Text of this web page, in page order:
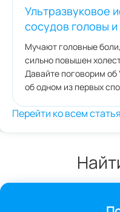
Ультразвуковое
сосудов головы
Мучают головные
сильно повышен
Давайте поговорим об
об одном из первых
Перейти ко всем